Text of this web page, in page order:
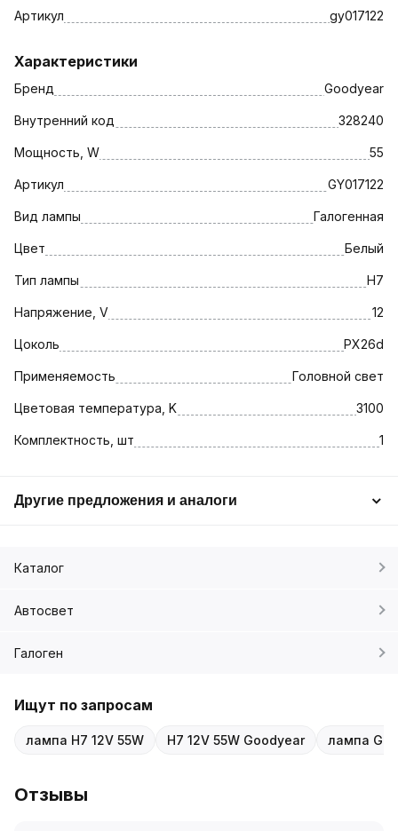
Артикул gy017122
Характеристики
Бренд Goodyear
Внутренний код 328240
Мощность, W 55
Артикул GY017122
Вид лампы Галогенная
Цвет Белый
Тип лампы H7
Напряжение, V 12
Цоколь PX26d
Применяемость Головной свет
Цветовая температура, K 3100
Комплектность, шт 1
Другие предложения и аналоги
Каталог
Автосвет
Галоген
Ищут по запросам
лампа H7 12V 55W H7 12V 55W Goodyear лампа
Отзывы